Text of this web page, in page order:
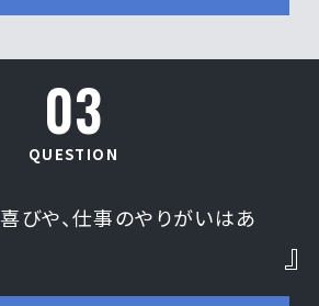
03
QUESTION
びや、仕事のやりがいはあ